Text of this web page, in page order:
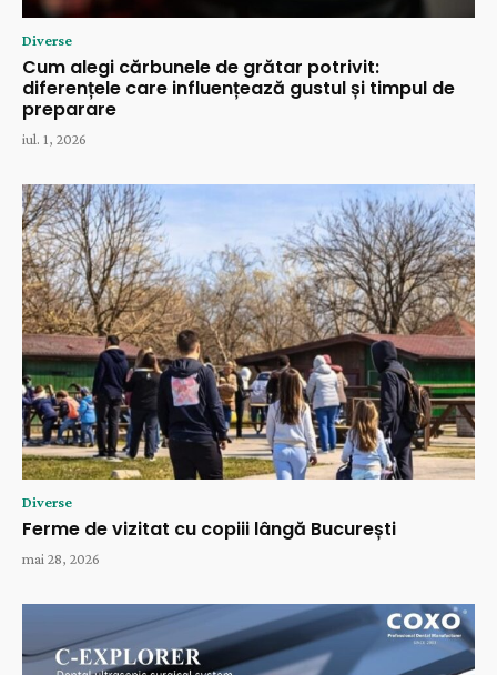
Diverse
Cum alegi cărbunele de grătar potrivit:
diferențele care influențează gustul și timpul de
preparare
iul. 1, 2026
Diverse
Ferme de vizitat cu copiii lângă București
mai 28, 2026